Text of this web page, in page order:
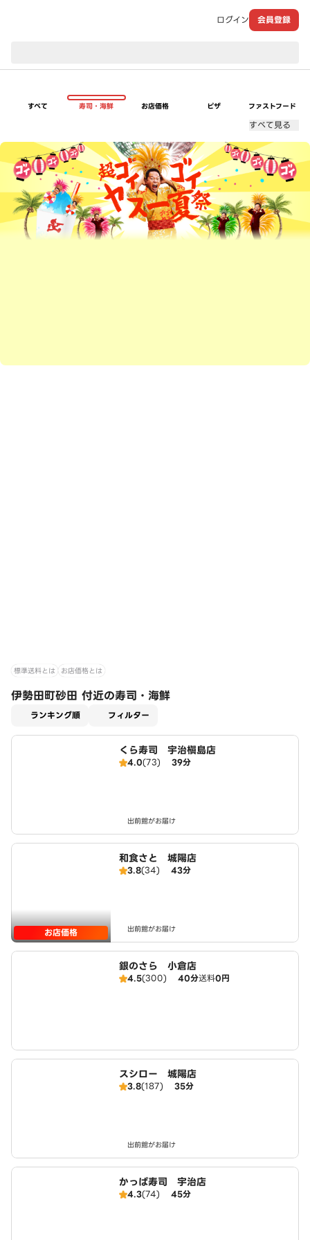
ログイン 会員登録
すべて 寿司・海鮮 お店価格 ピザ ファストフード
すべて見る
超ゴイゴイヤスー夏祭
標準送料とは お店価格とは
伊勢田町砂田 付近の寿司・海鮮
ランキング順 フィルター
くら寿司 宇治槇島店
4.0(73) 39分
出前館がお届け
お店価格
和食さと 城陽店
3.8(34) 43分
出前館がお届け
銀のさら 小倉店
4.5(300) 40分送料0円
スシロー 城陽店
3.8(187) 35分
出前館がお届け
かっぱ寿司 宇治店
4.3(74) 45分